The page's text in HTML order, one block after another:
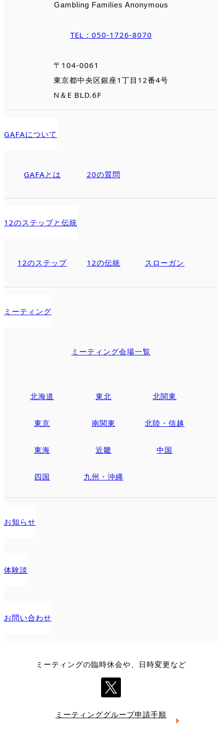
Gambling Families Anonymous
TEL：050-1726-8070
〒104-0061
東京都中央区銀座1丁目12番4号
N＆E BLD.6F
GAFAについて
GAFAとは 20の質問
12のステップと伝統
12のステップ 12の伝統 スローガン
ミーティング
ミーティング会場一覧
北海道 東北 北関東
東京 南関東 北陸・信越
東海 近畿 中国
四国 九州・沖縄
お知らせ
体験談
お問い合わせ
ミーティングの臨時休会や、日時変更など
ミーティンググループ申請手順